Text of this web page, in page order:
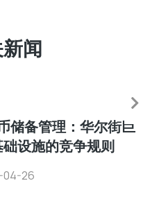
闻
储备管理：华尔街巨
设施的竞争规则
04-26